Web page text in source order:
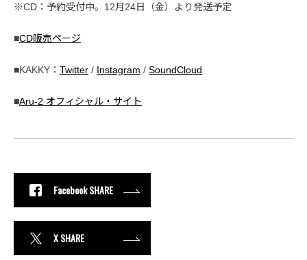
※CD：予約受付中。12月24日（金）より発送予定
■CD販売ページ
■KAKKY： Twitter / Instagram / SoundCloud
■Aru-2 オフィシャル・サイト
Facebook SHARE
X SHARE